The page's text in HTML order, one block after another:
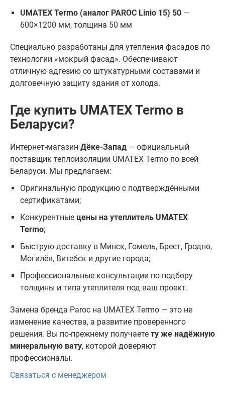
UMATEX Termo (аналог PAROC Linio 15) 50 —
600×1200 мм, толщина 50 мм
Специально разработаны для утепления фасадов по
технологии «мокрый фасад». Обеспечивают
отличную адгезию со штукатурными составами и
долговечную защиту здания от холода.
Где купить UMATEX Termo в
Беларуси?
Интернет-магазин Дёке-Запад — официальный
поставщик теплоизоляции UMATEX Termo по всей
Беларуси. Мы предлагаем:
Оригинальную продукцию с подтверждёнными
сертификатами;
Конкурентныецены на утеплитель UMATEX
Termo;
Быструю доставку в Минск, Гомель, Брест, Гродно,
Могилёв, Витебск и другие города;
Профессиональные консультации по подбору
толщины и типа утеплителя под ваш проект.
Замена бренда Paroc на UMATEX Termo — это не
изменение качества, а развитие проверенного
решения. Вы по-прежнему получаете ту же надёжную
минеральную вату, которой доверяют
профессионалы.
Связаться с менеджером